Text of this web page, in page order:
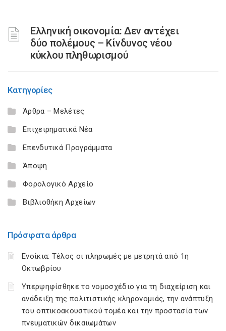
Ελληνική οικονομία: Δεν αντέχει
δύο πολέμους – Κίνδυνος νέου
κύκλου πληθωρισμού
Κατηγορίες
Άρθρα – Μελέτες
Επιχειρηματικά Νέα
Επενδυτικά Προγράμματα
Άποψη
Φορολογικό Αρχείο
Βιβλιοθήκη Αρχείων
Πρόσφατα άρθρα
Ενοίκια: Τέλος οι πληρωμές με μετρητά από 1η
Οκτωβρίου
Υπερψηφίσθηκε το νομοσχέδιο για τη διαχείριση και
ανάδειξη της πολιτιστικής κληρονομιάς, την ανάπτυξη
του οπτικοακουστικού τομέα και την προστασία των
πνευματικών δικαιωμάτων